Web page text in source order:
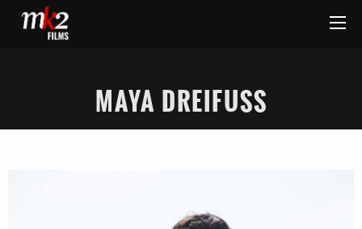
MAYA DREIFUSS